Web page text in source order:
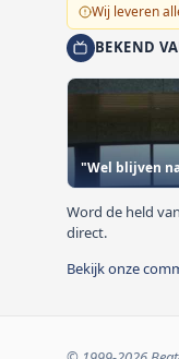
Wij leveren
BEKEND
"Wel blijven
Word de held
direct.
Bekijk onze